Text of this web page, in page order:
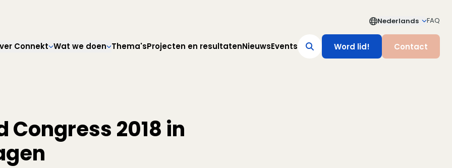
Nederlands FAQ
Connekt Wat we doen Thema'sProjecten en resultatenNieuwsEvents Word lid! Contact
Congress 2018 in